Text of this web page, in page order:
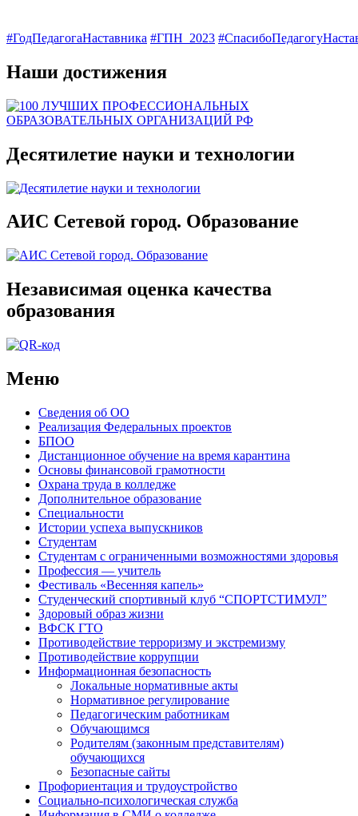
#ГодПедагогаНаставника #ГПН_2023
Наши достижения
Десятилетие науки и технологии
АИС Сетевой город. Образование
Независимая оценка качества
образования
Меню
Сведения об ОО
Реализация Федеральных проектов
БПОО
Дистанционное обучение на время карантина
Основы финансовой грамотности
Охрана труда в колледже
Дополнительное образование
Специальности
Истории успеха выпускников
Студентам
Студентам с ограниченными возможностями здоровья
Профессия — учитель
Фестиваль «Весенняя капель»
Студенческий спортивный клуб “СПОРТСТИМУЛ”
Здоровый образ жизни
ВФСК ГТО
Противодействие терроризму и экстремизму
Противодействие коррупции
Информационная безопасность
Локальные нормативные акты
Нормативное регулирование
Педагогическим работникам
Обучающимся
Родителям (законным представителям)
обучающихся
Безопасные сайты
Профориентация и трудоустройство
Социально-психологическая служба